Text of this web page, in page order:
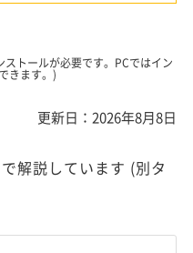
トールが必要です。PCではイン
きます。)
更新日：2026年8月8日
解説しています (別タ